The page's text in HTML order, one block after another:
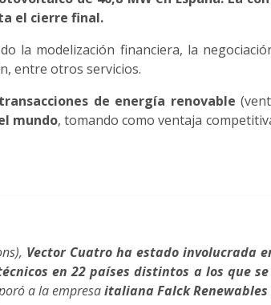
el cierre final.
la modelización financiera, la
entre otros servicios.
de energía renovable
mundo, tomando como ventaja
Vector Cuatro ha estado involucrada
en 22 países distintos a los que
a la empresaitaliana Falck Renewables